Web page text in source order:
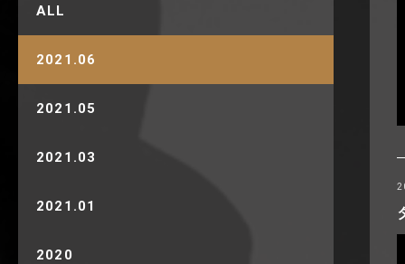
ALL
2021.06
2021.05
2021.03
2021.01
2020